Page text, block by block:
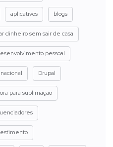
aplicativos blogs
dinheiro sem sair de casa
pessoal
Drupal
para sublimação